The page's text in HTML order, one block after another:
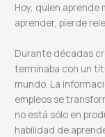
Hoy, quien
aprender, pierde
Durante décadas
terminaba con un
mundo. La
empleos se
no está sólo en
habilidad de